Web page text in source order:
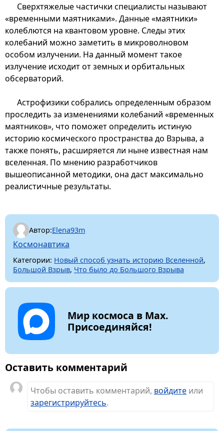
Сверхтяжелые частички специалисты называют
«временными маятниками». Данные «маятники»
колеблются на квантовом уровне. Следы этих
колебаний можно заметить в микроволновом
особом излучении. На данный момент такое
излучение исходит от земных и орбитальных
обсерваторий.
Астрофизики собрались определенным образом
проследить за изменениями колебаний «временных
маятников», что поможет определить истиную
историю космического пространства до Взрыва, а
также понять, расширяется ли ныне известная нам
вселенная. По мнению разработчиков
вышеописанной методики, она даст максимально
реалистичные результаты.
Автор:Elena93m
Космонавтика
Категории: Новый способ узнать историю Вселенной,
Большой Взрыв, Что было до Большого Взрыва
Мир космоса в Max.
Присоединяйся!
Оставить комментарий
Чтобы оставить комментарий, войдите или
зарегистрируйтесь.